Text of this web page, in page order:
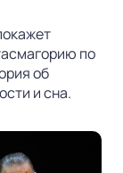
по
об
и сна.